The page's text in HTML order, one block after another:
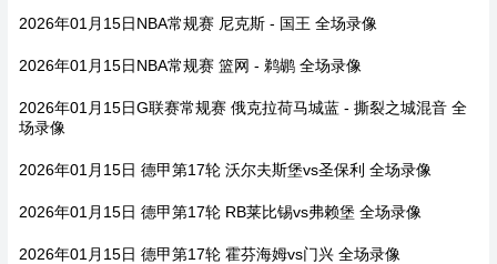
2026年01月15日NBA常规赛 尼克斯 - 国王 全场录像
2026年01月15日NBA常规赛 篮网 - 鹈鹕 全场录像
2026年01月15日G联赛常规赛 俄克拉荷马城蓝 - 撕裂之城混音 全
场录像
2026年01月15日 德甲第17轮 沃尔夫斯堡vs圣保利 全场录像
2026年01月15日 德甲第17轮 RB莱比锡vs弗赖堡 全场录像
2026年01月15日 德甲第17轮 霍芬海姆vs门兴 全场录像